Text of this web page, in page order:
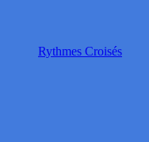
Rythmes Croisés